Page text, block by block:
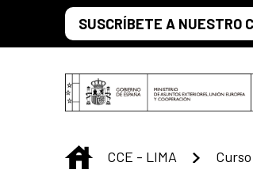
Skip to Main ContentSUSCRÍBETE A NUESTRO
INICIO
CCE - LIMA